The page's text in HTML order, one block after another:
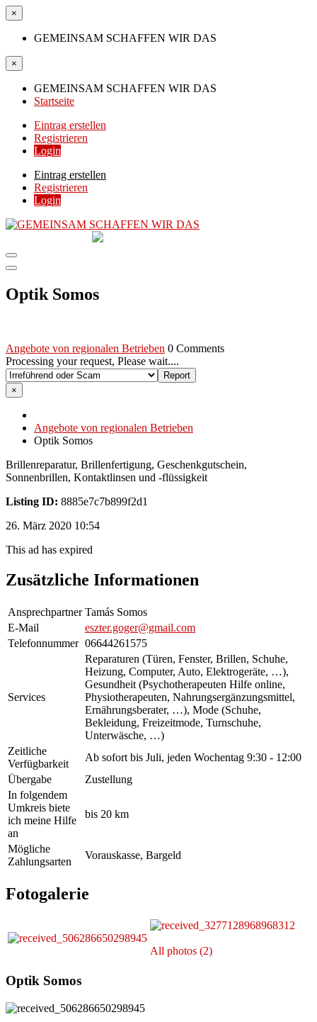
×
GEMEINSAM SCHAFFEN WIR DAS
×
GEMEINSAM SCHAFFEN WIR DAS
Startseite
Eintrag erstellen
Registrieren
Login
Eintrag erstellen
Registrieren
Login
Optik Somos
Angebote von regionalen Betrieben 0 Comments
Processing your request, Please wait....
×
Angebote von regionalen Betrieben
Optik Somos
Brillenreparatur, Brillenfertigung, Geschenkgutschein,
Sonnenbrillen, Kontaktlinsen und -flüssigkeit
Listing ID: 8885e7c7b899f2d1
26. März 2020 10:54
This ad has expired
Zusätzliche Informationen
Ansprechpartner Tamás Somos
E-Mail
eszter.goger@gmail.com
Telefonnummer 06644261575
Services
Reparaturen (Türen, Fenster, Brillen, Schuhe,
Heizung, Computer, Auto, Elektrogeräte, …),
Gesundheit (Psychotherapeuten Hilfe online,
Physiotherapeuten, Nahrungsergänzungsmittel,
Ernährungsberater, …), Mode (Schuhe,
Bekleidung, Freizeitmode, Turnschuhe,
Unterwäsche, …)
Zeitliche
Verfügbarkeit
Ab sofort bis Juli, jeden Wochentag 9:30 - 12:00
Übergabe
Zustellung
In folgendem
Umkreis biete
ich meine Hilfe
an
bis 20 km
Mögliche
Zahlungsarten
Vorauskasse, Bargeld
Fotogalerie
All photos (2)
Optik Somos